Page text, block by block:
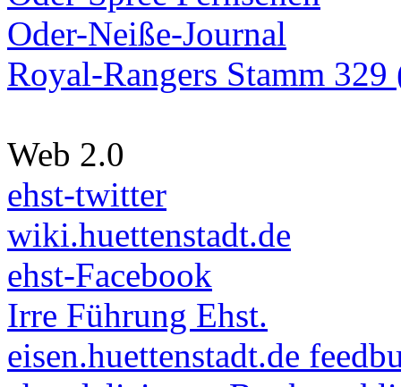
Oder-Neiße-Journal
Royal-Rangers Stamm
Web 2.0
ehst-twitter
wiki.huettenstadt.de
ehst-Facebook
Irre Führung Ehst.
eisen.huettenstadt.de